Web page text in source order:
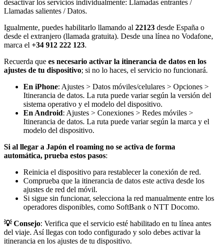
desactivar los servicios individualmente: Llamadas entrantes /
Llamadas salientes / Datos.
Igualmente, puedes habilitarlo llamando al 22123 desde España o
desde el extranjero (llamada gratuita). Desde una línea no Vodafone,
marca el +34 912 222 123.
Recuerda que es necesario activar la itinerancia de datos en los
ajustes de tu dispositivo; si no lo haces, el servicio no funcionará.
En iPhone: Ajustes > Datos móviles/celulares > Opciones >
Itinerancia de datos. La ruta puede variar según la versión del
sistema operativo y el modelo del dispositivo.
En Android: Ajustes > Conexiones > Redes móviles >
Itinerancia de datos. La ruta puede variar según la marca y el
modelo del dispositivo.
Si al llegar a Japón el roaming no se activa de forma
automática, prueba estos pasos:
Reinicia el dispositivo para restablecer la conexión de red.
Comprueba que la itinerancia de datos este activa desde los
ajustes de red del móvil.
Si sigue sin funcionar, selecciona la red manualmente entre los
operadores disponibles, como SoftBank o NTT Docomo.
💡 Consejo: Verifica que el servicio esté habilitado en tu línea antes
del viaje. Así llegas con todo configurado y solo debes activar la
itinerancia en los ajustes de tu dispositivo.